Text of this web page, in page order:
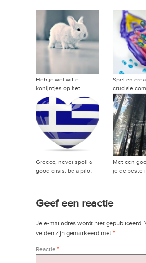
Heb je wel witte
konijntjes op het
kantoor?→
Spel en
cruciale
Greece, never spoil a
good crisis: be a pilot-
Met een
je de beste
Geef een reactie
Je e-mailadres wordt niet gepubliceerd.
velden zijn gemarkeerd met*
Reactie *